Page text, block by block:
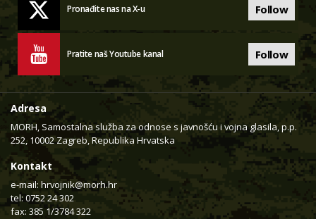
Pronađite nas na X-u Follow
Pratite naš Youtube kanal Follow
Adresa
MORH, Samostalna služba za odnose s javnošću i vojna glasila, p.p.
252, 10002 Zagreb, Republika Hrvatska
Kontakt
e-mail: hrvojnik@morh.hr
tel: 0752 24 302
fax: 385 1/3784 322